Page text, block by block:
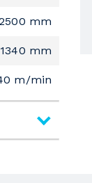
mm
1340 mm
m/min